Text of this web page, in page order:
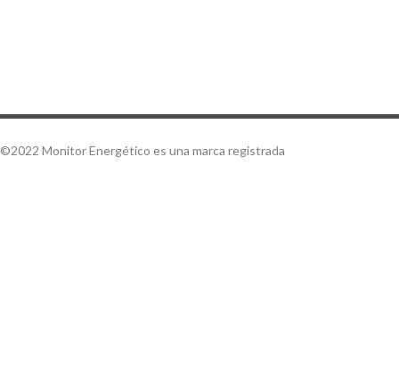
©2022 Monitor Energético es una marca registrada